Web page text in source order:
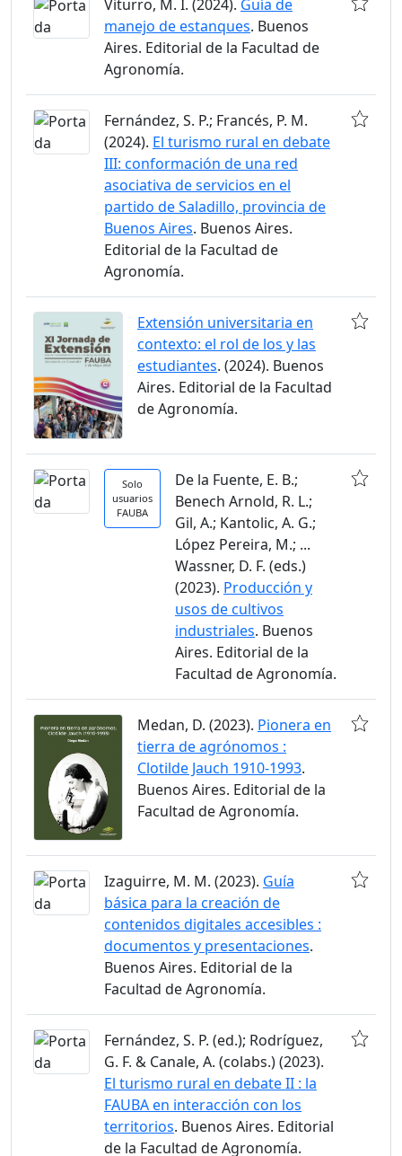
Viturro, M. I. (2024). Guía de
manejo de estanques. Buenos
Aires. Editorial de la Facultad de
Agronomía.
Fernández, S. P.; Francés, P. M.
(2024). El turismo rural en debate
III: conformación de una red
asociativa de servicios en el
partido de Saladillo, provincia de
Buenos Aires. Buenos Aires.
Editorial de la Facultad de
Agronomía.
Extensión universitaria en
contexto: el rol de los y las
estudiantes. (2024). Buenos
Aires. Editorial de la Facultad
de Agronomía.
Solo
usuarios
FAUBA
De la Fuente, E. B.;
Benech Arnold, R. L.;
Gil, A.; Kantolic, A. G.;
López Pereira, M.; ...
Wassner, D. F. (eds.)
(2023). Producción y
usos de cultivos
industriales. Buenos
Aires. Editorial de la
Facultad de Agronomía.
Medan, D. (2023). Pionera en
tierra de agrónomos :
Clotilde Jauch 1910-1993.
Buenos Aires. Editorial de la
Facultad de Agronomía.
Izaguirre, M. M. (2023). Guía
básica para la creación de
contenidos digitales accesibles :
documentos y presentaciones.
Buenos Aires. Editorial de la
Facultad de Agronomía.
Fernández, S. P. (ed.); Rodríguez,
G. F. & Canale, A. (colabs.) (2023).
El turismo rural en debate II : la
FAUBA en interacción con los
territorios. Buenos Aires. Editorial
de la Facultad de Agronomía.